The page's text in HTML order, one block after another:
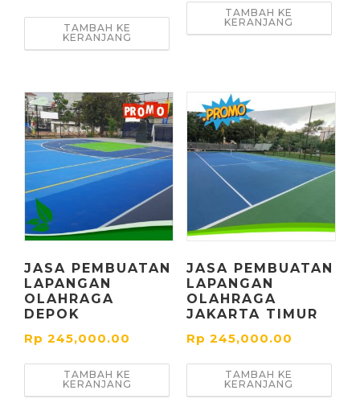
TAMBAH KE
KERANJANG
TAMBAH KE
KERANJANG
JASA PEMBUATAN
LAPANGAN
OLAHRAGA
DEPOK
Rp 245,000.00
TAMBAH KE
KERANJANG
JASA PEMBUATAN
LAPANGAN
OLAHRAGA
JAKARTA TIMUR
Rp 245,000.00
TAMBAH KE
KERANJANG